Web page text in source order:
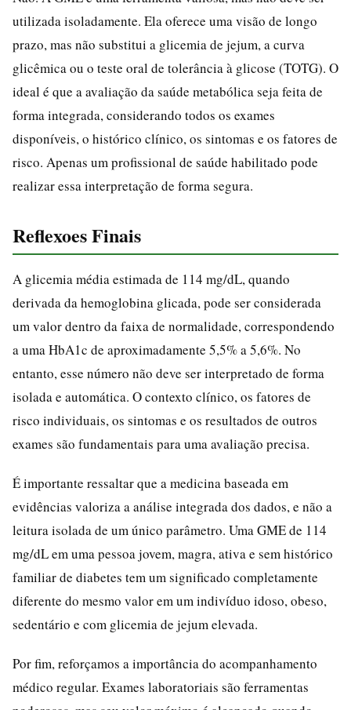
utilizada isoladamente. Ela oferece uma visão de longo
prazo, mas não substitui a glicemia de jejum, a curva
glicêmica ou o teste oral de tolerância à glicose (TOTG). O
ideal é que a avaliação da saúde metabólica seja feita de
forma integrada, considerando todos os exames
disponíveis, o histórico clínico, os sintomas e os fatores de
risco. Apenas um profissional de saúde habilitado pode
realizar essa interpretação de forma segura.
Reflexoes Finais
A glicemia média estimada de 114 mg/dL, quando
derivada da hemoglobina glicada, pode ser considerada
um valor dentro da faixa de normalidade, correspondendo
a uma HbA1c de aproximadamente 5,5% a 5,6%. No
entanto, esse número não deve ser interpretado de forma
isolada e automática. O contexto clínico, os fatores de
risco individuais, os sintomas e os resultados de outros
exames são fundamentais para uma avaliação precisa.
É importante ressaltar que a medicina baseada em
evidências valoriza a análise integrada dos dados, e não a
leitura isolada de um único parâmetro. Uma GME de 114
mg/dL em uma pessoa jovem, magra, ativa e sem histórico
familiar de diabetes tem um significado completamente
diferente do mesmo valor em um indivíduo idoso, obeso,
sedentário e com glicemia de jejum elevada.
Por fim, reforçamos a importância do acompanhamento
médico regular. Exames laboratoriais são ferramentas